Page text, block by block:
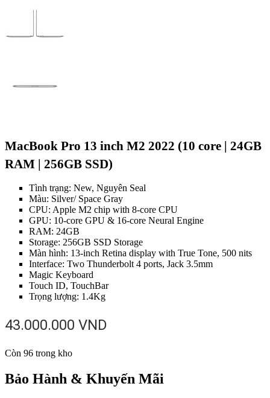
MacBook Pro 13 inch M2 2022 (10 core | 24GB
RAM | 256GB SSD)
Tình trạng: New, Nguyên Seal
Màu: Silver/ Space Gray
CPU: Apple M2 chip with 8-core CPU
GPU: 10-core GPU & 16-core Neural Engine
RAM: 24GB
Storage: 256GB SSD Storage
Màn hình: 13-inch Retina display with True Tone, 500 nits
Interface: Two Thunderbolt 4 ports, Jack 3.5mm
Magic Keyboard
Touch ID, TouchBar
Trọng lượng: 1.4Kg
43.000.000 VND
Còn 96 trong kho
Bảo Hành & Khuyến Mãi